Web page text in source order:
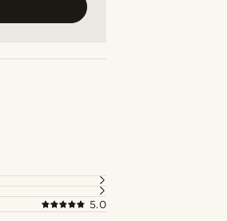
5.0